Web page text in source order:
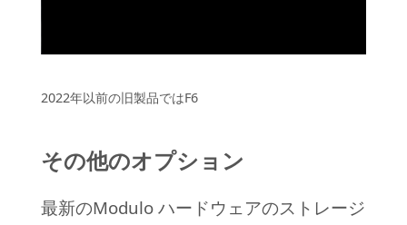
2022年以前の旧製品ではF6
その他のオプション
最新のModulo ハードウェアのストレージ